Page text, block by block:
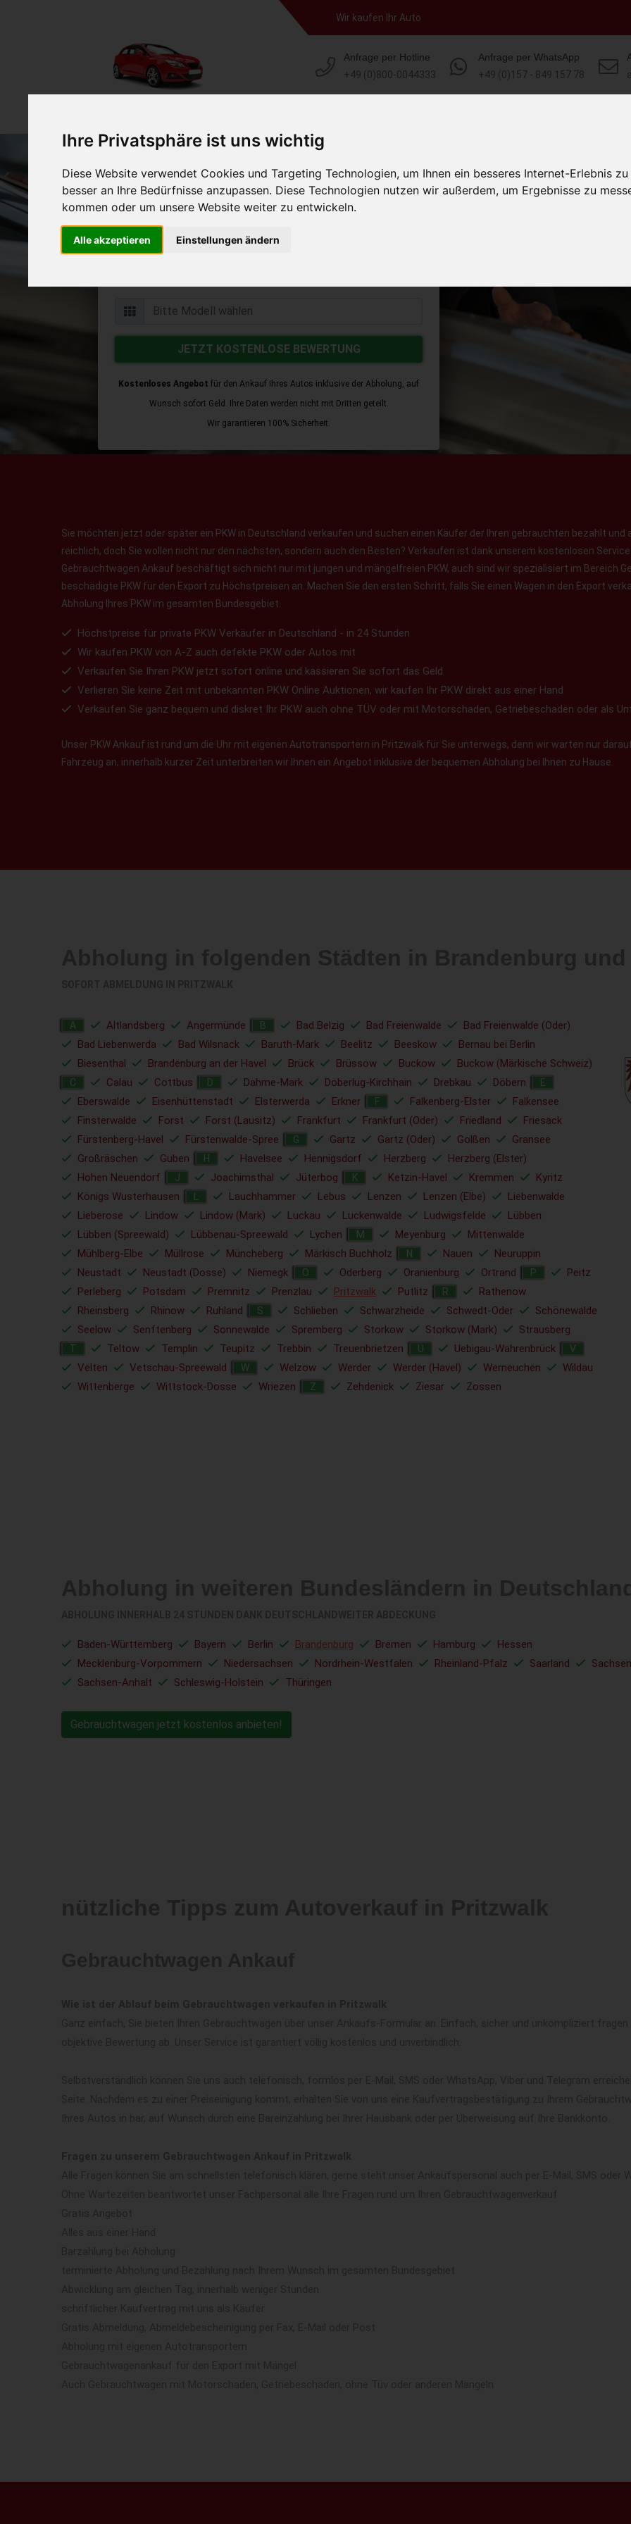
Ihre Privatsphäre ist uns wichtig
Diese Website verwendet Cookies und Targeting Technologien, um Ihnen ein besseres Internet-Erlebnis
besser an Ihre Bedürfnisse anzupassen. Diese Technologien nutzen wir außerdem, um Ergebnisse zu
kommen oder um unsere Website weiter zu entwickeln.
Alle akzeptieren Einstellungen ändern
Wir kaufen Ihr Auto
Anfrage per Hotline
+49 (0)800-0044333
Anfrage per WhatsApp
+49 (0)157 - 849 157 78
Auto verkaufen in Pritzwalk Brandenburg
(Deutschland)
Online Auto verkaufen & gratis abholen lassen
Auf Wunsch sofort Geld für Ihr Auto erhalten
JETZT KOSTENLOSE BEWERTUNG
Kostenloses Angebot für den Ankauf Ihres Autos inklusive der Abholung, auf
Wunsch sofort Geld. Ihre Daten werden nicht mit Dritten geteilt.
Wir garantieren 100% Sicherheit.
Sie möchten jetzt oder später ein PKW in Deutschland verkaufen und suchen einen Käufer der Ihren gebrauchten bezahlt
reichlich, doch Sie wollen nicht nur den nächsten, sondern auch den Besten? Verkaufen ist dank unserem kostenlosen
Gebrauchtwagen Ankauf beschäftigt sich nicht nur mit jungen und mängelfreien PKW, auch sind wir spezialisiert im Bereich
beschädigte PKW für den Export zu Höchstpreisen an. Machen Sie den ersten Schritt, falls Sie einen Wagen in den Export
Abholung Ihres PKW im gesamten Bundesgebiet.
Höchstpreise für private PKW Verkäufer in Deutschland - in 24 Stunden
Wir kaufen PKW von A-Z auch defekte PKW oder Autos mit
Verkaufen Sie Ihren PKW jetzt sofort online und kassieren Sie sofort das Geld
Verlieren Sie keine Zeit mit unbekannten PKW Online Auktionen, wir kaufen Ihr PKW direkt aus einer Hand
Verkaufen Sie ganz bequem und diskret Ihr PKW auch ohne TÜV oder mit Motorschaden, Getriebeschaden oder als
Unser PKW Ankauf ist rund um die Uhr mit eigenen Autotransportern in Pritzwalk für Sie unterwegs, denn wir warten nur
Fahrzeug an, innerhalb kurzer Zeit unterbreiten wir Ihnen ein Angebot inklusive der bequemen Abholung bei Ihnen zu Hause.
A Altlandsberg Angermünde B Bad Belzig Bad Freienwalde
Bad Freienwalde (Oder)
Bad Liebenwerda
Bad Wilsnack Baruth-Mark Beelitz Beeskow
Bernau bei Berlin
Biesenthal
Brandenburg an der Havel Brück Brüssow Buckow Buckow (Märkische Schweiz)
C Calau Cottbus D Dahme-Mark Doberlug-Kirchhain Drebkau Döbern E
Eberswalde Eisenhüttenstadt Elsterwerda Erkner F Falkenberg-Elster
Falkensee
Finsterwalde
Forst Forst (Lausitz) Frankfurt Frankfurt (Oder) Friedland
Friesack
Fürstenberg-Havel
Fürstenwalde-Spree G Gartz Gartz (Oder) Golßen
Gransee
Großräschen
Guben H Havelsee Hennigsdorf Herzberg
Herzberg (Elster)
Hohen Neuendorf
J Joachimsthal Jüterbog K Ketzin-Havel Kremmen
Kyritz
Königs Wusterhausen
Lauchhammer Lebus Lenzen Lenzen (Elbe)
Liebenwalde
Lieberose
Lindow Lindow (Mark) Luckau Luckenwalde Ludwigsfelde
Lübben
Lübben (Spreewald)
Lübbenau-Spreewald Lychen M Meyenburg
Mittenwalde
Mühlberg-Elbe
Müllrose Müncheberg Märkisch Buchholz N Nauen
Neuruppin
Neustadt
Neustadt (Dosse) Niemegk O Oderberg Oranienburg Ortrand P
Peitz
Perleberg
Potsdam Premnitz Prenzlau Pritzwalk Putlitz R
Rathenow
Rheinsberg
Rhinow Ruhland S Schlieben Schwarzheide Schwedt-Oder
Schönewalde
Seelow
Senftenberg Sonnewalde Spremberg Storkow Storkow (Mark) Strausberg
T Teltow Templin Teupitz Trebbin Treuenbrietzen U Uebigau-Wahrenbrück V
Velten Vetschau-Spreewald W Welzow Werder Werder (Havel) Werneuchen
Wildau
Wittenberge
Wittstock-Dosse Wriezen Z Zehdenick Ziesar Zossen
Baden-Württemberg Bayern Berlin Brandenburg Bremen Hamburg
Hessen
Mecklenburg-Vorpommern
Niedersachsen Nordrhein-Westfalen Rheinland-Pfalz Saarland
Sachsen
Sachsen-Anhalt
Schleswig-Holstein Thüringen
Gebrauchtwagen jetzt kostenlos anbieten!